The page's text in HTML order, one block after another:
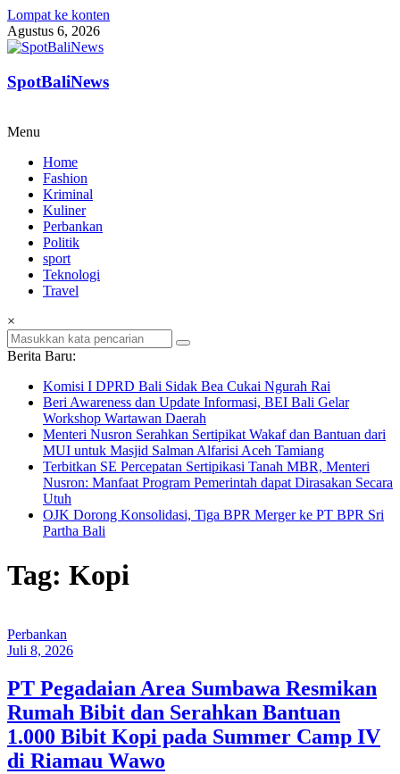
Lompat ke konten
Agustus 6, 2026
SpotBaliNews
Menu
Home
Fashion
Kriminal
Kuliner
Perbankan
Politik
sport
Teknologi
Travel
×
Berita Baru:
Komisi I DPRD Bali Sidak Bea Cukai Ngurah Rai
Beri Awareness dan Update Informasi, BEI Bali Gelar
Workshop Wartawan Daerah
Menteri Nusron Serahkan Sertipikat Wakaf dan Bantuan dari
MUI untuk Masjid Salman Alfarisi Aceh Tamiang
Terbitkan SE Percepatan Sertipikasi Tanah MBR, Menteri
Nusron: Manfaat Program Pemerintah dapat Dirasakan Secara
Utuh
OJK Dorong Konsolidasi, Tiga BPR Merger ke PT BPR Sri
Partha Bali
Tag: Kopi
Perbankan
Juli 8, 2026
PT Pegadaian Area Sumbawa Resmikan
Rumah Bibit dan Serahkan Bantuan
1.000 Bibit Kopi pada Summer Camp IV
di Riamau Wawo